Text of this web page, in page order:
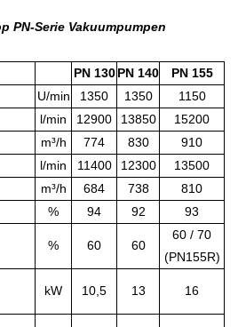
PN-Serie Vakuumpumpen
PN 130 PN 140
PN 155
U/min 1350 1350
1150
l/min 12900 13850
15200
m³/h
774 830
910
l/min 11400 12300
13500
m³/h
684 738
810
% 94 92 93
% 60 60
60 / 70
(PN155R)
kW 10,5 13 16